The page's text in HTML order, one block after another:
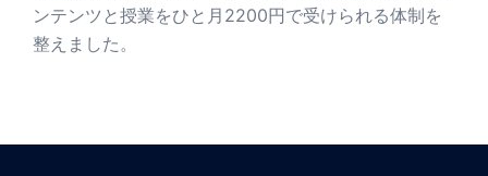
ンテンツと授業をひと月2200円で受けられる体制を
整えました。